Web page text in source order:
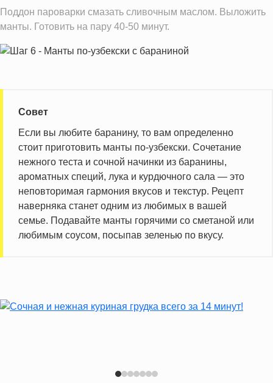
Поддон пароварки смазать сливочным маслом. Выложить
манты. Готовить на пару 40-50 минут.
Совет
Если вы любите баранину, то вам определенно
стоит приготовить манты по-узбекски. Сочетание
нежного теста и сочной начинки из баранины,
ароматных специй, лука и курдючного сала — это
неповторимая гармония вкусов и текстур. Рецепт
наверняка станет одним из любимых в вашей
семье. Подавайте манты горячими со сметаной или
любимым соусом, посыпав зеленью по вкусу.